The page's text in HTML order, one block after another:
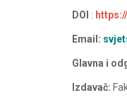
DOI :
Email:
Glavna i
Izdavač: